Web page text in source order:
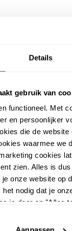
Details
gebruik van
functioneel. Met
en persoonlijker
die de website
waarmee we
cookies
zien. Alles is
je onze website op
nodig dat je
je door op "Alles
functioneert.